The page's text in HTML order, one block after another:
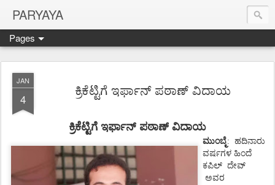
PARYAYA
Pages
JAN
4
ಕ್ರಿಕೆಟ್ಟಿಗೆ ಇರ್ಫಾನ್ ಪಠಾಣ್ ವಿದಾಯ
ಕ್ರಿಕೆಟ್ಟಿಗೆ ಇರ್ಫಾನ್ ಪಠಾಣ್ ವಿದಾಯ
ಮುಂಬೈ: ಹದಿನಾರು
ವರ್ಷಗಳ ಹಿಂದೆ
ಕಪಿಲ್ ದೇವ್
ಅವರ